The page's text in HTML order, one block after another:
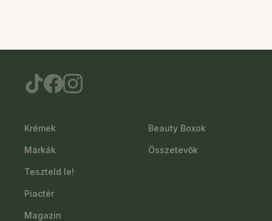
Krémek
Márkák
Teszteld le!
Piactér
Magazin
Beauty Boxok
Összetevők